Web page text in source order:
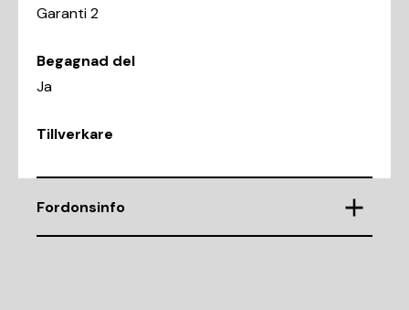
Garanti 2
Begagnad del
Ja
Tillverkare
Fordonsinfo